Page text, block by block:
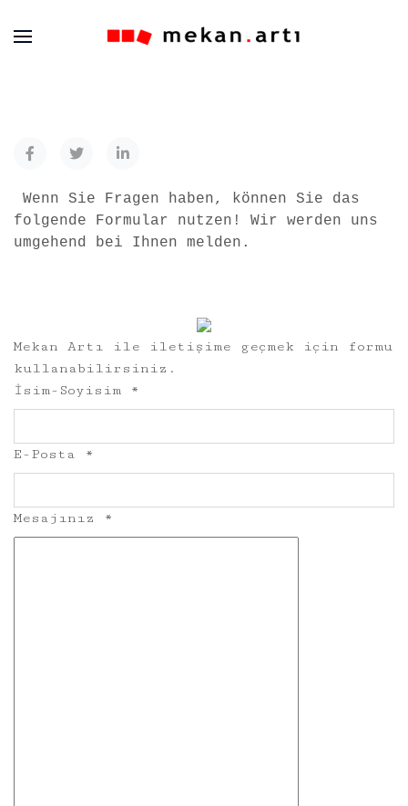
Wenn Sie Fragen haben, können Sie das
folgende Formular nutzen! Wir werden uns
umgehend bei Ihnen melden.
Mekan Artı ile iletişime geçmek için formu
kullanabilirsiniz.
İsim-Soyisim
*
E-Posta *
Mesajınız *